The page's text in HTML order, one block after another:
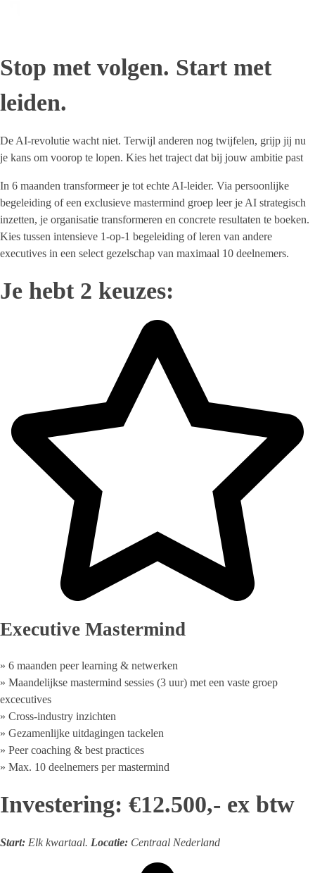
Stop met volgen. Start met
leiden.
De AI-revolutie wacht niet. Terwijl anderen nog twijfelen, grijp jij nu
je kans om voorop te lopen. Kies het traject dat bij jouw ambitie past
In 6 maanden transformeer je tot echte AI-leider. Via persoonlijke
begeleiding of een exclusieve mastermind groep leer je AI strategisch
inzetten, je organisatie transformeren en concrete resultaten te boeken.
Kies tussen intensieve 1-op-1 begeleiding of leren van andere
executives in een select gezelschap van maximaal 10 deelnemers.
Je hebt 2 keuzes:
Executive Mastermind
» 6 maanden peer learning & netwerken
» Maandelijkse mastermind sessies (3 uur) met een vaste groep
excecutives
» Cross-industry inzichten
» Gezamenlijke uitdagingen tackelen
» Peer coaching & best practices
» Max. 10 deelnemers per mastermind
Investering: €12.500,- ex btw
Start: Elk kwartaal. Locatie: Centraal Nederland